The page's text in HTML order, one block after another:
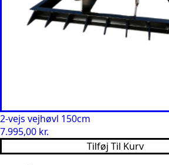
2-vejs vejhøvl 150cm
7.995,00 kr.
Tilføj Til Kurv